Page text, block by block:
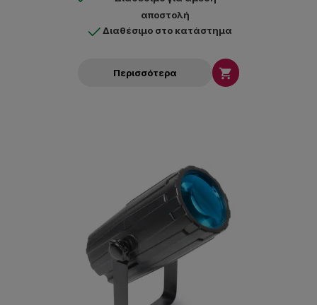
αποστολή
Διαθέσιμο στο κατάστημα
Περισσότερα 